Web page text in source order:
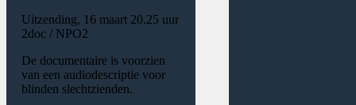
Uitzending, 16 maart 20.25 uur
2doc / NPO2
De documentaire is voorzien
van een audiodescriptie voor
blinden slechtzienden.